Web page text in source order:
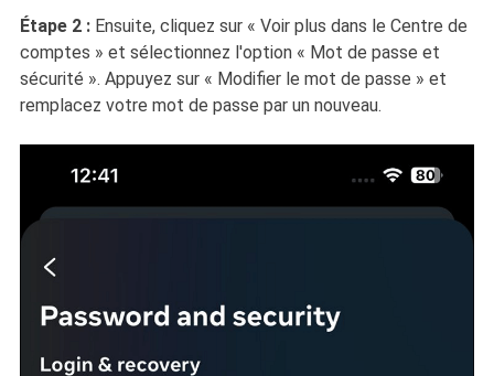
Étape 2 :Ensuite, cliquez sur « Voir plus dans le Centre de
comptes » et sélectionnez l'option « Mot de passe et
sécurité ». Appuyez sur « Modifier le mot de passe » et
remplacez votre mot de passe par un nouveau.